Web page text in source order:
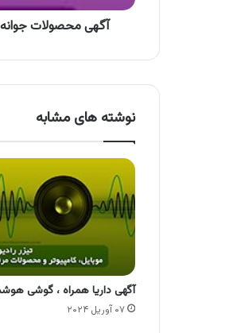
آگهی محصولات
نوشته های مشابه
آگهی داریا همراه ، گوشی
۰۷ آوریل ۲۰۲۴